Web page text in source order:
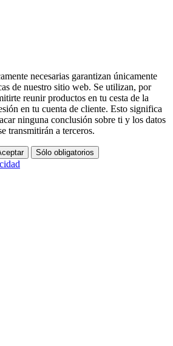
necesarias garantizan únicamente
de nuestro sitio web. Se utilizan, por
reunir productos en tu cesta de la
en tu cuenta de cliente. Esto significa
ninguna conclusión sobre ti y los datos
transmitirán a terceros.
Sólo obligatorios